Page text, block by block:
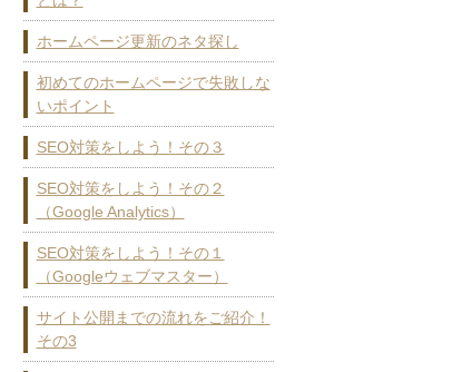
ホームページ更新のネタ探し
初めてのホームページで失敗しな
いポイント
SEO対策をしよう！その３
SEO対策をしよう！その２
（Google Analytics）
SEO対策をしよう！その１
（Googleウェブマスター）
サイト公開までの流れをご紹介！
その3